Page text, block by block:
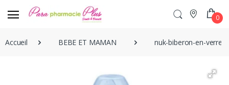
0
Accueil BEBE ET MAMAN nuk-biberon-en-verre-